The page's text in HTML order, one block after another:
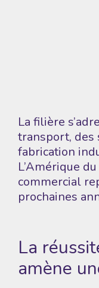
La filière
transport, des
fabrication
L’Amérique
commercial
prochaines
La
amène